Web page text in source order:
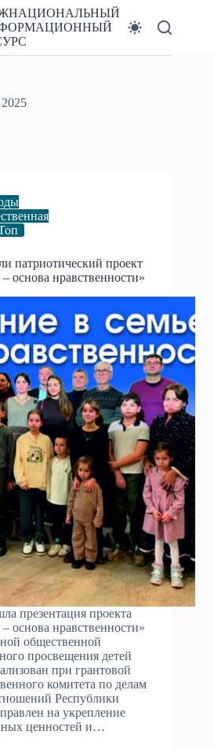
патриотический проект
основа нравственности»
презентация проекта
основа нравственности»
общественной
просвещения детей
при грантовой
комитета по делам
Республики
на укрепление
ценностей и…